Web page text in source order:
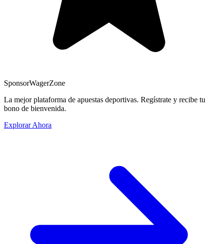
SponsorWagerZone
La mejor plataforma de apuestas deportivas. Regístrate y recibe tu
bono de bienvenida.
Explorar Ahora